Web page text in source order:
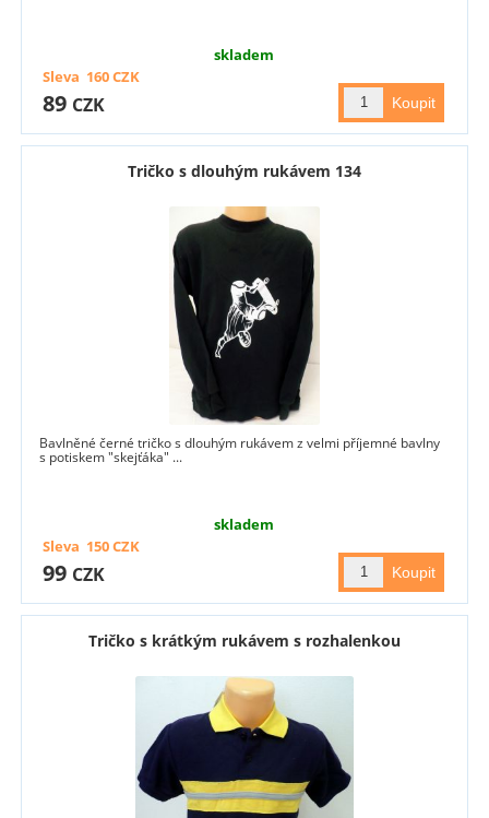
skladem
89 CZK
Sleva 160CZK
Tričko s dlouhým rukávem 134
Bavlněné černé tričko s dlouhým rukávem z velmi příjemné bavlny
s potiskem "skejťáka" ...
skladem
99 CZK
Sleva 150CZK
Tričko s krátkým rukávem s rozhalenkou